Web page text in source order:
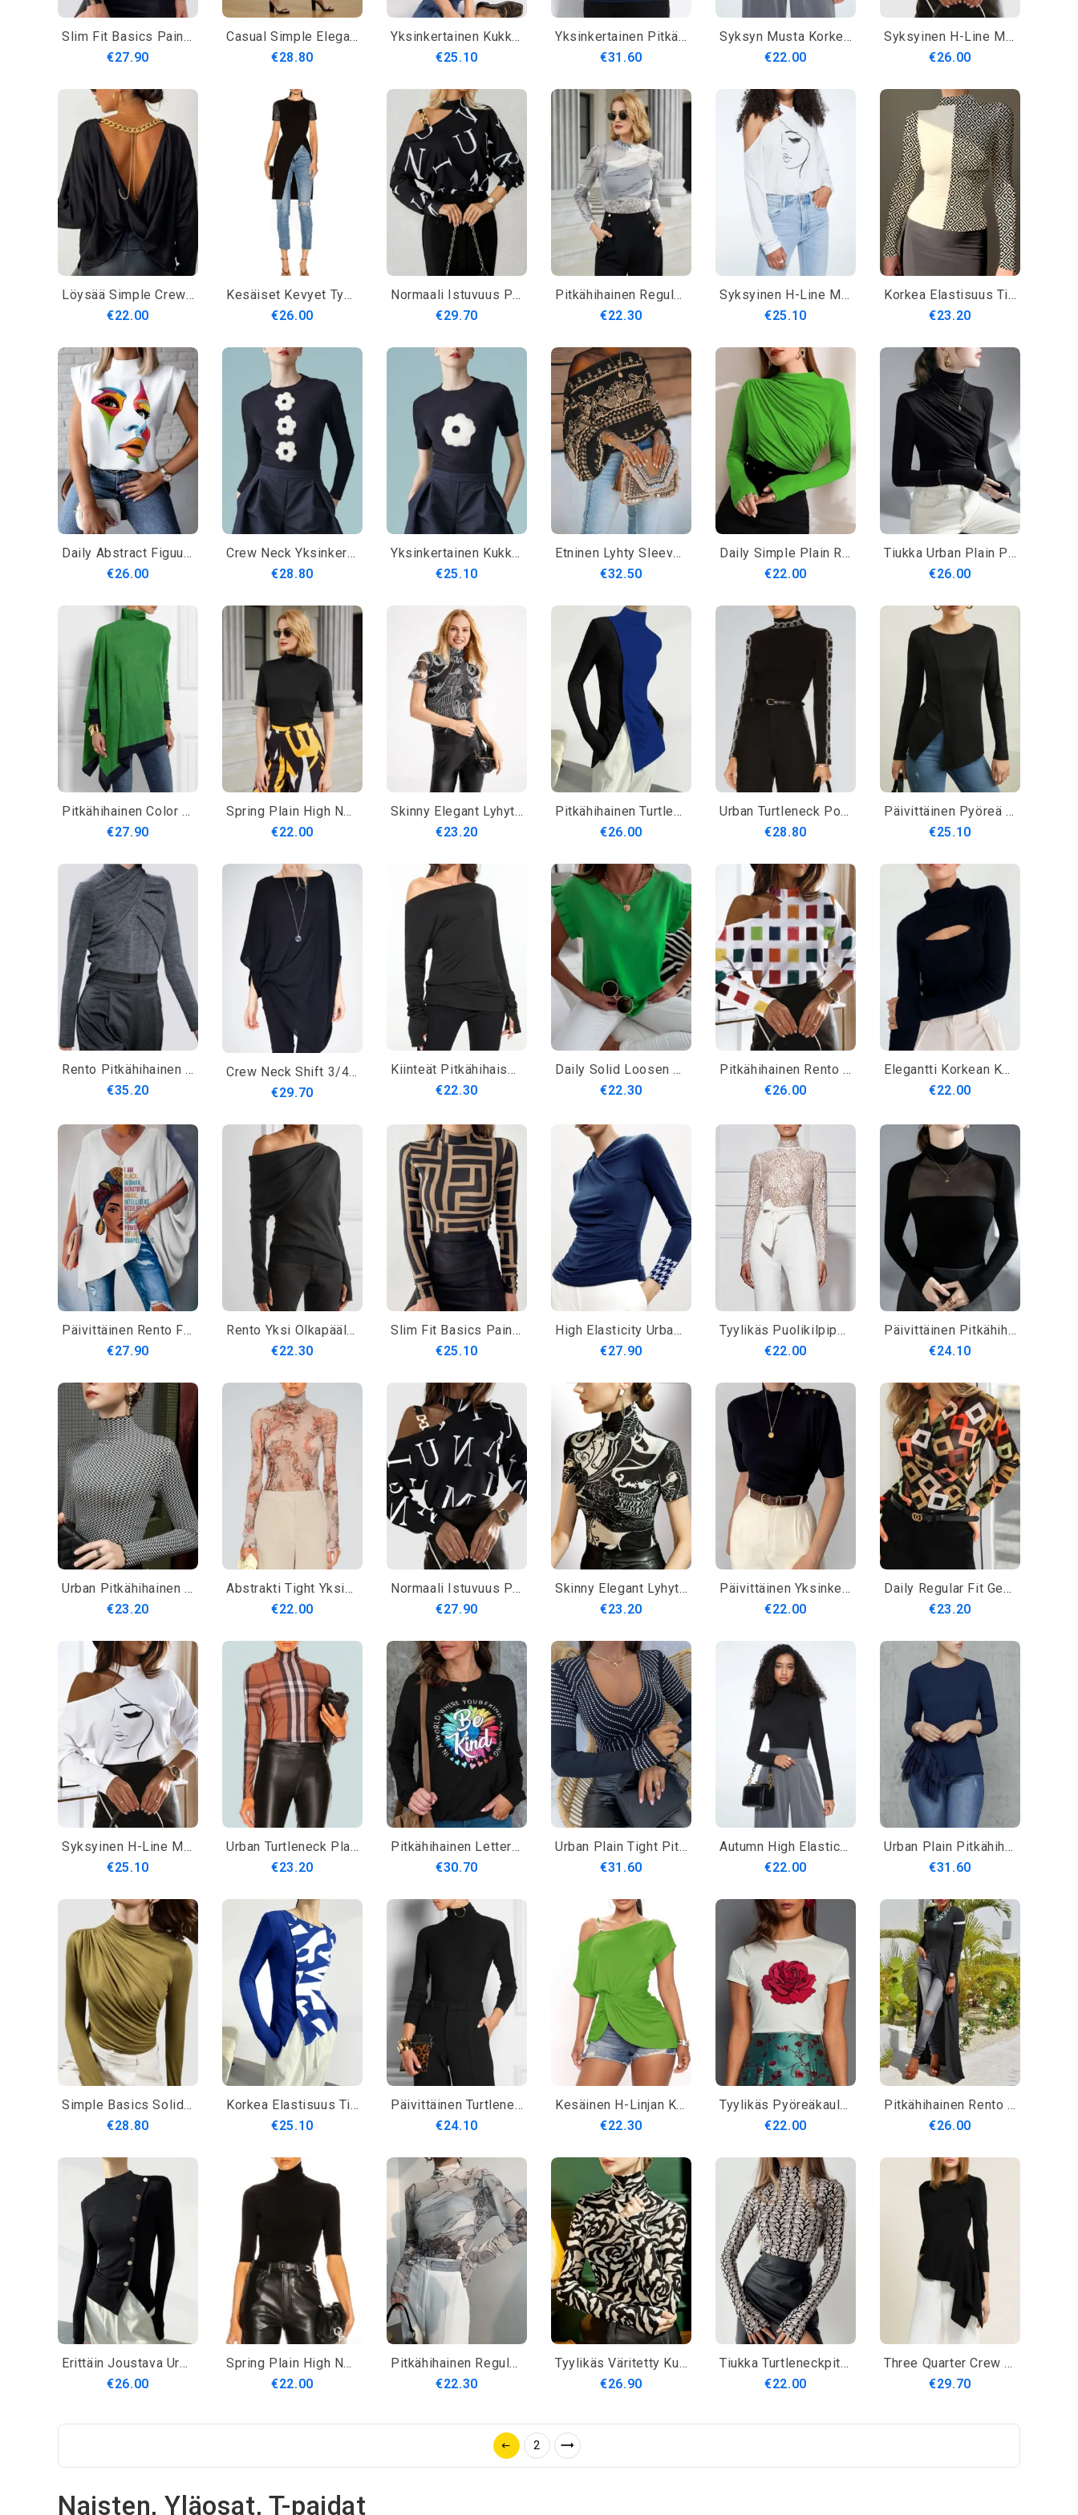
Slim Fit Basics Painettu Toppi
€27.90
Casual Simple Elegant Crew Neck Simple Plain Top
€28.80
Yksinkertainen Kukkainen Skinny Crew Neck Lyhythihainen T-Paita
€25.10
Yksinkertainen Pitkähihainen Villapaita
€31.60
Syksyn Musta Korkea Tiukka Ohut Elastic Polopaita Yksinkertainen Pitkähihainen Päivittäinen T-Paita
€22.00
Syksyinen H-Line Mikroelastinen Rento Löysä Kaulus Päivittäinen T-Paita
€26.00
Löysää Simple Crew Neck Pitkähihainen Toppi
€22.00
Kesäiset Kevyet Tyylikkäät Lyhythihaiset Päivittäin Joustavat Puserot
€26.00
Normaali Istuvuus Pitkähihainen Kaupunki T-Paita
€29.70
Pitkähihainen Regular Fit Simple Top
€22.30
Syksyinen H-Line Mikroelastinen Rento Löysä Kaulus Päivittäinen T-Paita
€25.10
Korkea Elastisuus Tight Simple Stand Kaulus Pitkähihainen T-Paita
€23.20
Daily Abstract Figuurijalusta Kaulus Rento Toppi
€26.00
Crew Neck Yksinkertainen Kukkainen Pitkähihainen T-Paita
€28.80
Yksinkertainen Kukkainen Skinny Crew Neck Lyhythihainen T-Paita
€25.10
Etninen Lyhty Sleeve Kylmä Olka Löysä T-Paita
€32.50
Daily Simple Plain Ruched Pitkähihainen T-Paita
€22.00
Tiukka Urban Plain Pitkähihainen Toppi
€26.00
Pitkähihainen Color Block Regular Fit Simple T-Paita
€27.90
Spring Plain High Neck Slim Fit Kevyet Päivittäin Topit
€22.00
Skinny Elegant Lyhythihainen T-Paita
€23.20
Pitkähihainen Turtleneck Regular Fit Color Block T-Paita
€26.00
Urban Turtleneck Polka Dots Pitkähihainen T-Paita
€28.80
Päivittäinen Pyöreä Pääntie Jaettu Tavallinen Pitkähihainen Neule
€25.10
Rento Pitkähihainen T-Paita Pyöreällä Pääntiellä
€35.20
Crew Neck Shift 3/4 Sleeve Rennot Topit
€29.70
Kiinteät Pitkähihaiset Puuvillasekoitteiset Rennot Topit
€22.30
Daily Solid Loosen Crew Neck Lyhythihainen Toppi
€22.30
Pitkähihainen Rento Yhden Olkapään Normaali Istuvuus T-Paita
€26.00
Elegantti Korkean Kaula-Ajoneuvolla Istuva Toppi
€22.00
Päivittäinen Rento Figuuripainattu Löysä Puolihihainen Toppi
€27.90
Rento Yksi Olkapäällinen Päiväpaita
€22.30
Slim Fit Basics Painettu Toppi
€25.10
High Elasticity Urban Tight Houndstooth V-Kaula Pitkähihainen T-Paita
€27.90
Tyylikäs Puolikilpipäällinen Toppi
€22.00
Päivittäinen Pitkähihainen Yksinkertainen Tavallinen Normaali Istuvuus T-Paita
€24.10
Urban Pitkähihainen Geometrinen Tiukka Villapaita
€23.20
Abstrakti Tight Yksinkertainen Pitkähihainen T-Paita
€22.00
Normaali Istuvuus Pitkähihainen Kaupunki T-Paita
€27.90
Skinny Elegant Lyhythihainen T-Paita
€23.20
Päivittäinen Yksinkertainen Napillinen Puolihihainen Toppi
€22.00
Daily Regular Fit Geometrinen Pitkähihainen Toppi
€23.20
Syksyinen H-Line Mikroelastinen Rento Löysä Kaulus Päivittäinen T-Paita
€25.10
Urban Turtleneck Plaid Regular Fit T-Paita
€23.20
Pitkähihainen Letter Rento Toppi
€30.70
Urban Plain Tight Pitkähihainen T-Paita
€31.60
Autumn High Elasticity Turtleneck Simple Pitkähihainen Daily T-Paita
€22.00
Urban Plain Pitkähihainen Tiukka T-Paita
€31.60
Simple Basics Solid Pitkähihainen Toppi
€28.80
Korkea Elastisuus Tight Crew Neck Pitkähihainen Urban T-Paita
€25.10
Päivittäinen Turtleneck Tavallinen Pitkähihainen Yksinkertainen Peruspaita
€24.10
Kesäinen H-Linjan Korkea Elastisuus Epäsymmetrinen Tavallinen Arkipäiväinen T-Paita
€22.30
Tyylikäs Pyöreäkauluksinen Normaalikokoinen Lyhythihainen Pusero
€22.00
Pitkähihainen Rento Kiinteä Pyöreä Pääntiepusero
€26.00
Erittäin Joustava Urban Stand Kaulus Pitkähihainen Tiukka T-Paita
€26.00
Spring Plain High Neck Slim Fit Kevyet Päivittäin Topit
€22.00
Pitkähihainen Regular Fit Simple Top
€22.30
Tyylikäs Väritetty Kukkainen Pitkähihainen Peruspaita
€26.90
Tiukka Turtleneckpitkähihainen Erittäin Joustava Yksinkertainen T-Paita
€22.00
Three Quarter Crew Neck Solid Skinny Lady Top
€29.70
2
Naisten, Yläosat, T-paidat